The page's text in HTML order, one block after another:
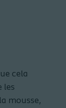
cela
les
mousse,